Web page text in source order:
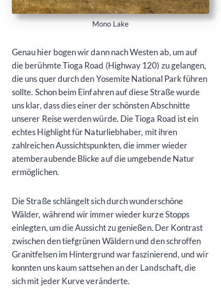
Mono Lake
Genau hier bogen wir dann nach Westen ab, um auf
die berühmte Tioga Road (Highway 120) zu gelangen,
die uns quer durch den Yosemite National Park führen
sollte. Schon beim Einfahren auf diese Straße wurde
uns klar, dass dies einer der schönsten Abschnitte
unserer Reise werden würde. Die Tioga Road ist ein
echtes Highlight für Naturliebhaber, mit ihren
zahlreichen Aussichtspunkten, die immer wieder
atemberaubende Blicke auf die umgebende Natur
ermöglichen.
Die Straße schlängelt sich durch wunderschöne
Wälder, während wir immer wieder kurze Stopps
einlegten, um die Aussicht zu genießen. Der Kontrast
zwischen den tiefgrünen Wäldern und den schroffen
Granitfelsen im Hintergrund war faszinierend, und wir
konnten uns kaum sattsehen an der Landschaft, die
sich mit jeder Kurve veränderte.